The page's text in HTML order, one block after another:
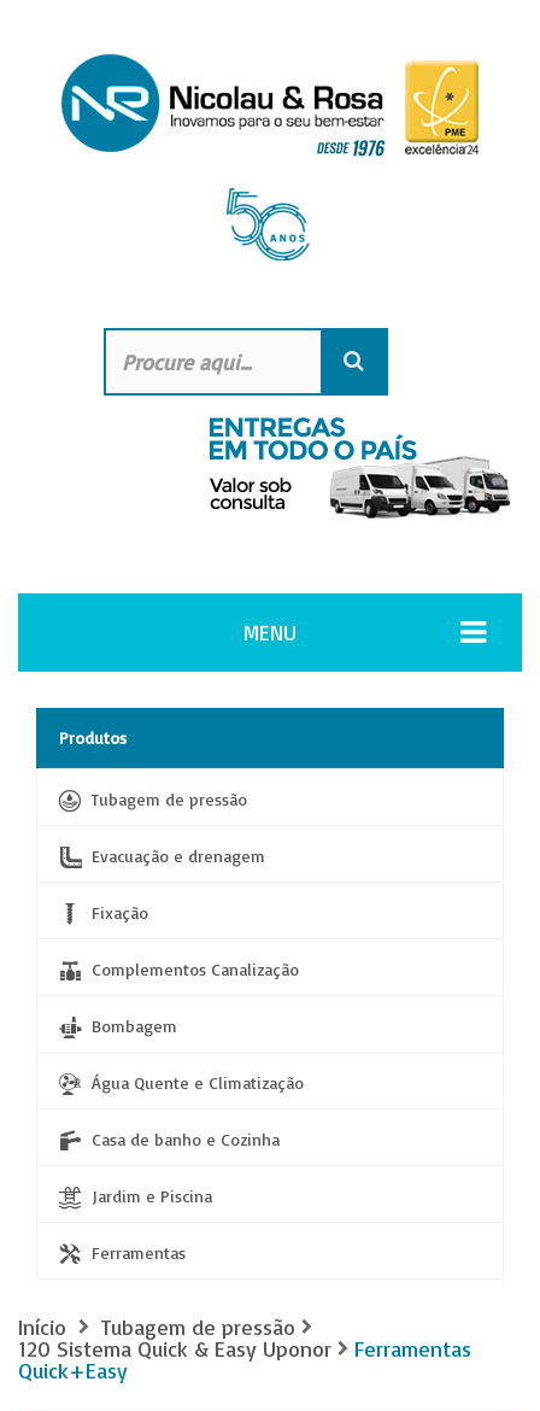
MENU
Produtos
Tubagem de pressão
Evacuação e drenagem
Fixação
Complementos Canalização
Bombagem
Água Quente e Climatização
Casa de banho e Cozinha
Jardim e Piscina
Ferramentas
Início
Tubagem de pressão
120 Sistema Quick & Easy Uponor
Ferramentas
Quick+Easy